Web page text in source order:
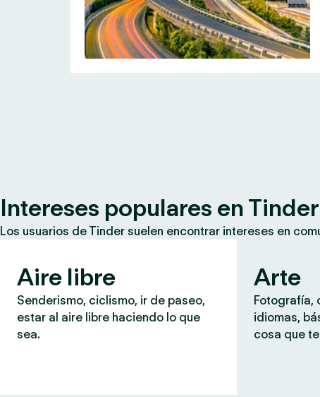
Intereses populares en Tinder
Los usuarios de Tinder suelen encontrar intereses en
Aire libre
Senderismo, ciclismo, ir de paseo,
estar al aire libre haciendo lo que
sea.
Arte
Fotografía,
idiomas,
cosa que